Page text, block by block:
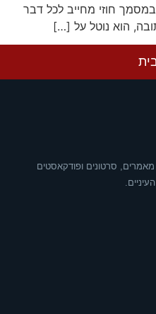
חוזי מחייב לכל דבר
הוא נוטל על […]
מאמרים, סרטונים ופודקאסטים